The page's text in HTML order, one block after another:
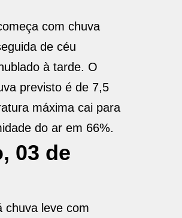
com chuva
de céu
à tarde. O
previsto é de 7,5
máxima cai para
do ar em 66%.
03 de
chuva leve com